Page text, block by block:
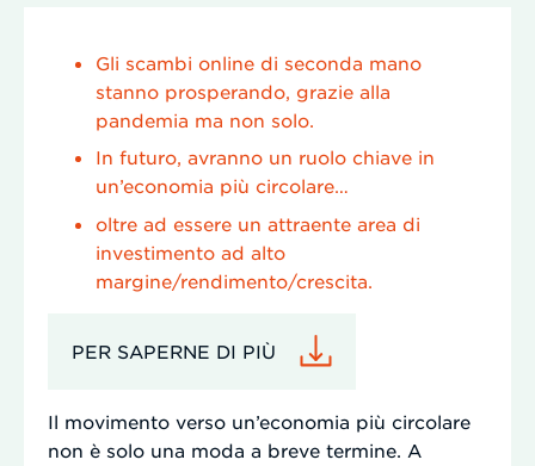
Gli scambi online di seconda mano
stanno prosperando, grazie alla
pandemia ma non solo.
In futuro, avranno un ruolo chiave in
un’economia più circolare…
oltre ad essere un attraente area di
investimento ad alto
margine/rendimento/crescita.
PER SAPERNE DI PIÙ
Il movimento verso un’economia più circolare
non è solo una moda a breve termine. A